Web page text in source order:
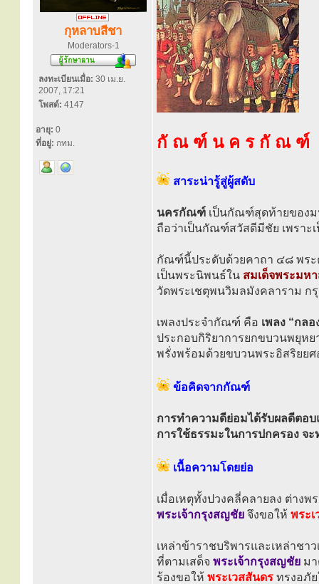
กุหลาบสีชา
Moderators-1
ลงทะเบียนเมื่อ: 30 เม.ย.
2007, 17:21
โพสต์: 4147
อายุ: 0
ที่อยู่: กทม. กั ณ ฑ์ น ค ร กั ณ ฑ์
สาระน่ารู้สู่ผู้สดับ
นครกัณฑ์ เป็นกัณฑ์สุดท้ายของ
ถือว่าเป็นกัณฑ์สวัสดีมีชัย เพราะ
กัณฑ์นี้ประดับด้วยคาถา ๔๘ พระ
เป็นพระนิพนธ์ใน สมเด็จพระมห
วัดพระเชตุพนวิมลมังคลาราม ก
เพลงประจำกัณฑ์ คือ เพลง “กลอ
ประกอบกิริยาการยกขบวนพยุห
พรั่งพร้อมด้วยขบวนพระอิสริยยศ
ข้อคิดจากกัณฑ์
การทำความดีย่อมได้รับผลดีตอ
การใช้ธรรมะในการปกครอง จ
เนื้อความโดยย่อ
เมื่อเหตุทั้งปวงคลี่คลายลง ต่างพ
พระเจ้ากรุงสญชัย จึงขอให้ พระ
เหล่าข้าราชบริพารและเหล่าชาว
ที่ตามเสด็จ พระเจ้ากรุงสญชัย ม
ร้องขอให้ พระเวสสันดร ทรงอภั